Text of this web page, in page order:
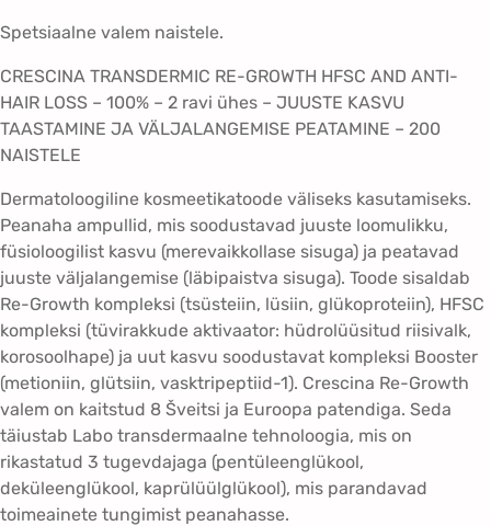
m
c
2
0
0
K
a
k
s
r
a
v
i
ü
h
e
s
a
Spetsiaalne valem naistele.
CRESCINA TRANSDERMIC RE-GROWTH HFSC AND ANTI-
HAIR LOSS – 100% – 2 ravi ühes – JUUSTE KASVU
TAASTAMINE JA VÄLJALANGEMISE PEATAMINE – 200
NAISTELE
Dermatoloogiline kosmeetikatoode väliseks kasutamiseks.
Peanaha ampullid, mis soodustavad juuste loomulikku,
füsioloogilist kasvu (merevaikkollase sisuga) ja peatavad
juuste väljalangemise (läbipaistva sisuga). Toode sisaldab
Re-Growth kompleksi (tsüsteiin, lüsiin, glükoproteiin), HFSC
kompleksi (tüvirakkude aktivaator: hüdrolüüsitud riisivalk,
korosoolhape) ja uut kasvu soodustavat kompleksi Booster
(metioniin, glütsiin, vasktripeptiid-1). Crescina Re-Growth
valem on kaitstud 8 Šveitsi ja Euroopa patendiga. Seda
täiustab Labo transdermaalne tehnoloogia, mis on
rikastatud 3 tugevdajaga (pentüleenglükool,
deküleenglükool, kaprülüülglükool), mis parandavad
toimeainete tungimist peanahasse.